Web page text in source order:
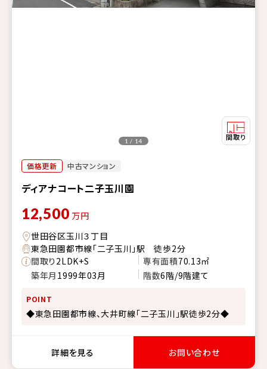
価格更新 中古マンション
ディアナコート二子玉川園
1 / 14
12,500 万円
世田谷区玉川３丁目
東急田園都市線「二子玉川」駅 徒歩2分
間取り2LDK+S 専有面積70.13㎡
築年月 1999年03月 階数6階/9階建て
POINT
◆東急田園都市線、大井町線「二子玉川」駅徒歩2分◆
詳細を見る お問い合わせ